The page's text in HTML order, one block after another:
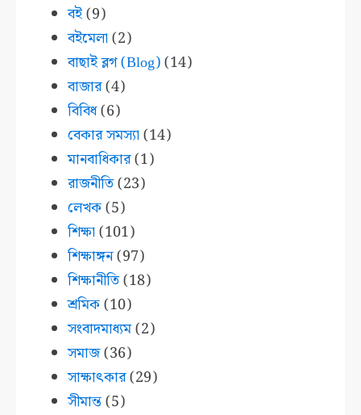
বই(9)
বইমেলা (2)
বাছাই ব্লগ (Blog)(14)
বাজার(4)
বিবিধ(6)
বেকার সমস্যা (14)
মানবাধিকার(1)
রাজনীতি(23)
লেখক(5)
শিক্ষা (101)
শিক্ষাঙ্গন(97)
শিক্ষানীতি(18)
শ্রমিক(10)
সংবাদমাধ্যম(2)
সমাজ(36)
সাক্ষাৎকার(29)
সীমান্ত(5)